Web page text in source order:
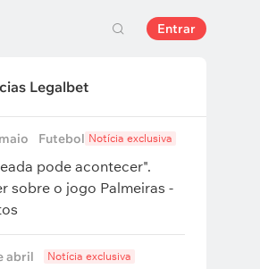
Entrar
Legalbet
Futebol Notícia exclusiva
pode acontecer".
sobre o jogo Palmeiras -
abril Notícia exclusiva